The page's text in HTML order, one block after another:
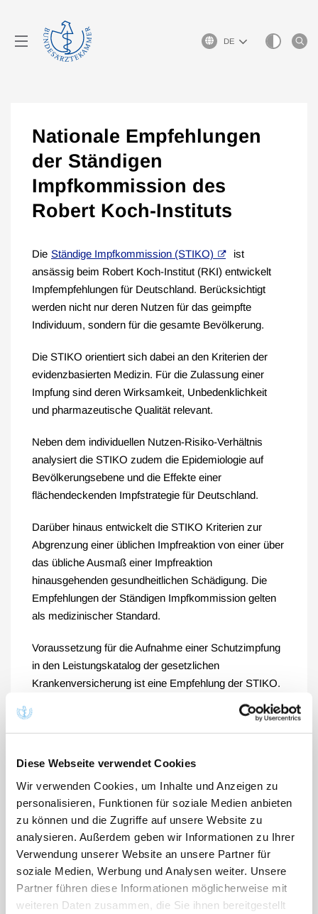
Diese Webseite verwendet Cookies
Wir verwenden Cookies, um Inhalte und Anzeigen zu
personalisieren, Funktionen für soziale Medien anbieten
zu können und die Zugriffe auf unsere Website zu
analysieren. Außerdem geben wir Informationen zu Ihrer
Verwendung unserer Website an unsere Partner für
soziale Medien, Werbung und Analysen weiter. Unsere
Partner führen diese Informationen möglicherweise mit
weiteren Daten zusammen, die Sie ihnen bereitgestellt
Sprachauswahl
Nationale Empfehlungen
der Ständigen
Impfkommission des
Robert Koch-Instituts
Die Ständige Impfkommission (STIKO)
ist
ansässig beim Robert Koch-Institut (RKI) entwickelt
Impfempfehlungen für Deutschland. Berücksichtigt
werden nicht nur deren Nutzen für das geimpfte
Individuum, sondern für die gesamte Bevölkerung.
Die STIKO orientiert sich dabei an den Kriterien der
evidenzbasierten Medizin. Für die Zulassung einer
Impfung sind deren Wirksamkeit, Unbedenklichkeit
und pharmazeutische Qualität relevant.
Neben dem individuellen Nutzen-Risiko-Verhältnis
analysiert die STIKO zudem die Epidemiologie auf
Bevölkerungsebene und die Effekte einer
flächendeckenden Impfstrategie für Deutschland.
Darüber hinaus entwickelt die STIKO Kriterien zur
Abgrenzung einer üblichen Impfreaktion von einer über
das übliche Ausmaß einer Impfreaktion
hinausgehenden gesundheitlichen Schädigung. Die
Empfehlungen der Ständigen Impfkommission gelten
als medizinischer Standard.
Voraussetzung für die Aufnahme einer Schutzimpfung
in den Leistungskatalog der gesetzlichen
Krankenversicherung ist eine Empfehlung der STIKO.
Der G-BA hat spätestens zwei Monate nach
Veröffentlichung der STIKO-Empfehlung eine
Bundesärztekammer ist in das Beschlussverfahren
des Gemeinsamen Bundesausschusses eingebunden.
DieSTIKO-Empfehlungen
werden regelmäßig im
Epidemiologischen Bulletin des RKI veröffentlicht.
Weiterführende Informationen